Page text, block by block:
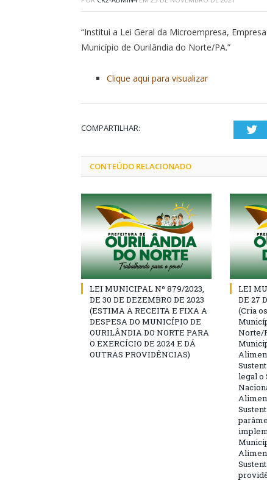
“Institui a Lei Geral da Microempresa,
Município de Ourilândia do Norte/PA.”
Clique aqui para visualizar
COMPARTILHAR:
CONTEÚDO RELACIONADO
LEI MUNICIPAL Nº 879/2023,
DE 30 DE DEZEMBRO DE 2023
(ESTIMA A RECEITA E FIXA A
DESPESA DO MUNICÍPIO DE
OURILÂNDIA DO NORTE PARA
O EXERCÍCIO DE 2024 E DÁ
OUTRAS PROVIDÊNCIAS)
LEI
DE 27
(Cria
Norte/
legal o